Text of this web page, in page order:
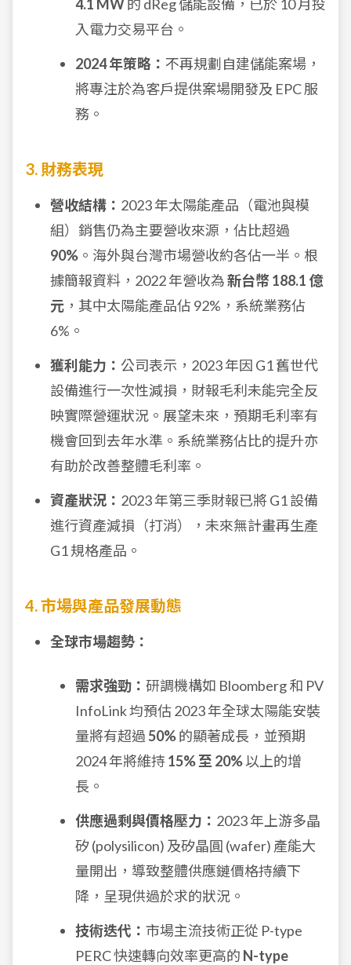
4.1 MW 的 dReg 儲能設備，已於 10 月投
入電力交易平台。
2024 年策略： 不再規劃自建儲能案場，
將專注於為客戶提供案場開發及 EPC 服
務。
3. 財務表現
營收結構： 2023 年太陽能產品（電池與模
組）銷售仍為主要營收來源，佔比超過
90% 。海外與台灣市場營收約各佔一半。根
據簡報資料，2022 年營收為新台幣 188.1 億
元 ，其中太陽能產品佔 92%，系統業務佔
6%。
獲利能力： 公司表示，2023 年因 G1 舊世代
設備進行一次性減損，財報毛利未能完全反
映實際營運狀況。展望未來，預期毛利率有
機會回到去年水準。系統業務佔比的提升亦
有助於改善整體毛利率。
資產狀況： 2023 年第三季財報已將 G1 設備
進行資產減損（打消），未來無計畫再生產
G1 規格產品。
4. 市場與產品發展動態
全球市場趨勢：
需求強勁： 研調機構如 Bloomberg 和 PV
InfoLink 均預估 2023 年全球太陽能安裝
量將有超過50%的顯著成長，並預期
2024 年將維持15% 至 20%以上的增
長。
供應過剩與價格壓力： 2023 年上游多晶
矽 (polysilicon) 及矽晶圓 (wafer) 產能大
量開出，導致整體供應鏈價格持續下
降，呈現供過於求的狀況。
技術迭代： 市場主流技術正從 P-type
PERC 快速轉向效率更高的 N-type